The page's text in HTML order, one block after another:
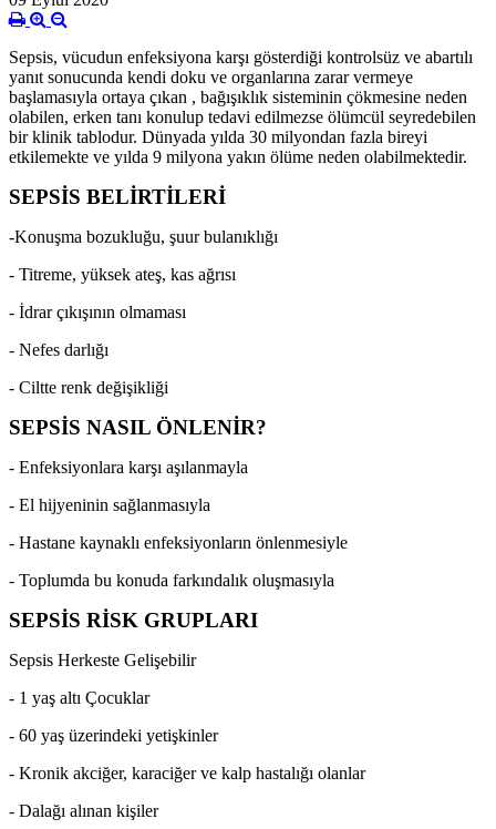
Sepsis, vücudun enfeksiyona karşı gösterdiği kontrolsüz ve abartılı
yanıt sonucunda kendi doku ve organlarına zarar vermeye
başlamasıyla ortaya çıkan , bağışıklık sisteminin çökmesine neden
olabilen, erken tanı konulup tedavi edilmezse ölümcül seyredebilen
bir klinik tablodur. Dünyada yılda 30 milyondan fazla bireyi
etkilemekte ve yılda 9 milyona yakın ölüme neden olabilmektedir.
SEPSİS BELİRTİLERİ
-Konuşma bozukluğu, şuur bulanıklığı
- Titreme, yüksek ateş, kas ağrısı
- İdrar çıkışının olmaması
- Nefes darlığı
- Ciltte renk değişikliği
SEPSİS NASIL ÖNLENİR?
- Enfeksiyonlara karşı aşılanmayla
- El hijyeninin sağlanmasıyla
- Hastane kaynaklı enfeksiyonların önlenmesiyle
- Toplumda bu konuda farkındalık oluşmasıyla
SEPSİS RİSK GRUPLARI
Sepsis Herkeste Gelişebilir
- 1 yaş altı Çocuklar
- 60 yaş üzerindeki yetişkinler
- Kronik akciğer, karaciğer ve kalp hastalığı olanlar
- Dalağı alınan kişiler